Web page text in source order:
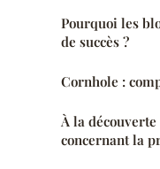
Pourquoi les
de succès ?
Cornhole :
À la
concernant la